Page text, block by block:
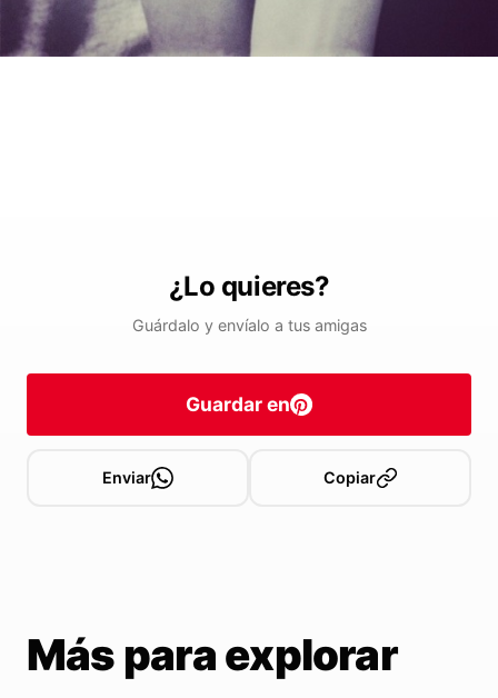
¿Lo quieres?
Guárdalo y envíalo a tus amigas
Guardar en
Enviar Copiar
Más para explorar